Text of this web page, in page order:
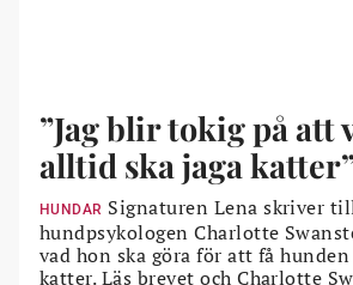
”Jag blir tokig på att
alltid ska jaga
HUNDAR Signaturen Lena skriver
hundpsykologen Charlotte
vad hon ska göra för att få
katter. Läs brevet och Charlotte